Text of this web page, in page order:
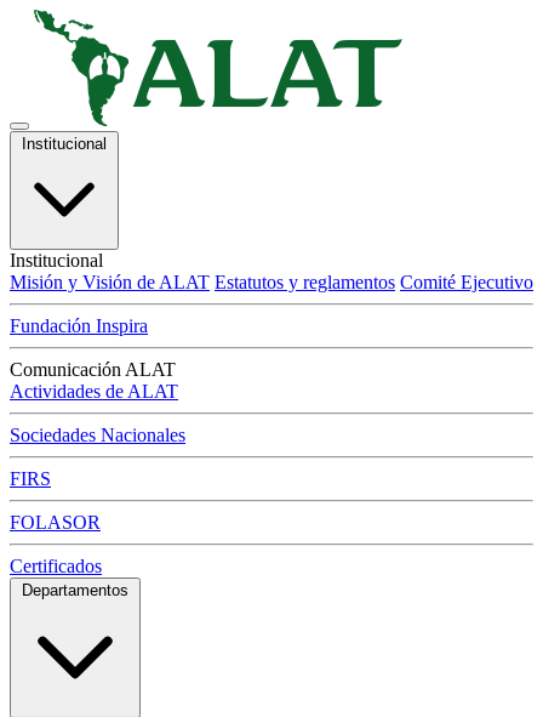
Institucional
Institucional
Misión y Visión de ALAT Estatutos y reglamentos Comité Ejecutivo
Fundación Inspira
Comunicación ALAT
Actividades de ALAT
Sociedades Nacionales
FIRS
FOLASOR
Certificados
Departamentos